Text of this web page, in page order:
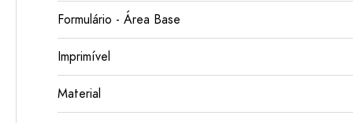
Formulário - Área Base
Imprimível
Material